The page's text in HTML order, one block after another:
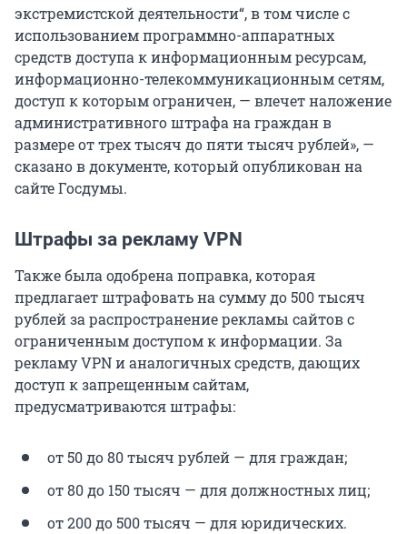
экстремистской деятельности“, в том числе с
использованием программно-аппаратных
средств доступа к информационным ресурсам,
информационно-телекоммуникационным сетям,
доступ к которым ограничен, — влечет наложение
административного штрафа на граждан в
размере от трех тысяч до пяти тысяч рублей», —
сказано в документе, который опубликован на
сайте Госдумы.
Штрафы за рекламу VPN
Также была одобрена поправка, которая
предлагает штрафовать на сумму до 500 тысяч
рублей за распространение рекламы сайтов с
ограниченным доступом к информации. За
рекламу VPN и аналогичных средств, дающих
доступ к запрещенным сайтам,
предусматриваются штрафы:
от 50 до 80 тысяч рублей — для граждан;
от 80 до 150 тысяч — для должностных лиц;
от 200 до 500 тысяч — для юридических.